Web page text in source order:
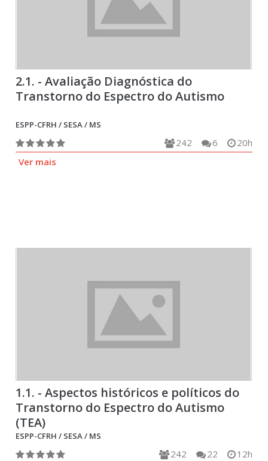
2.1. - Avaliação Diagnóstica do
Transtorno do Espectro do Autismo
ESPP-CFRH / SESA / MS
20h
6
242
Ver mais
1.1. - Aspectos históricos e políticos do
Transtorno do Espectro do Autismo
(TEA)
ESPP-CFRH / SESA / MS
12h
22
242